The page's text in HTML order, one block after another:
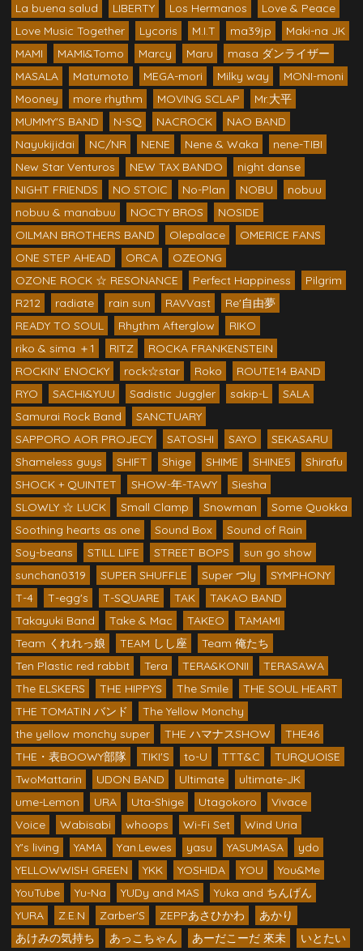
La buena salud
LIBERTY Los Hermanos
Love & Peace
Love Music Together
Lycoris M.I.T ma39jp
Maki-na JK
MAMI
MAMI&Tomo Marcy Maru
masa ダンライザー
MASALA
Matumoto MEGA-mori Milky way
MONI-moni
Mooney
more rhythm MOVING SCLAP
Mr.大平
MUMMY'S BAND
N-SQ NACROCK
NAO BAND
Nayukijidai
NC/NR NENE Nene & Waka
nene-TIBI
New Star Venturos
NEW TAX BANDO
night danse
NIGHT FRIENDS
NO STOIC No-Plan NOBU
nobuu
nobuu & manabuu
NOCTY BROS
NOSIDE
OILMAN BROTHERS BAND
Olepalace
OMERICE FANS
ONE STEP AHEAD
ORCA
OZEONG
OZONE ROCK ☆ RESONANCE
Perfect Happiness
Pilgrim
R212
radiate rain sun RAVVast
Re'自由夢
READY TO SOUL
Rhythm Afterglow
RIKO
riko & sima ＋1
RITZ
ROCKA FRANKENSTEIN
ROCKIN' ENOCKY
rock☆star Roko
ROUTE14 BAND
RYO
SACHI&YUU Sadistic Juggler sakip-L
SALA
Samurai Rock Band
SANCTUARY
SAPPORO AOR PROJECY
SATOSHI SAYO
SEKASARU
Shameless guys
SHIFT Shige SHIME SHINE5
Shirafu
SHOCK + QUINTET
SHOW-年-TAWY
Siesha
SLOWLY ☆ LUCK
Small Clamp Snowman
Some Quokka
Soothing hearts as one
Sound Box
Sound of Rain
Soy-beans
STILL LIFE STREET BOPS
sun go show
sunchan0319
SUPER SHUFFLE Super つly
SYMPHONY
T-4
T-egg's T-SQUARE TAK
TAKAO BAND
Takayuki Band
Take & Mac TAKEO
TAMAMI
Team くれれっ娘
TEAM しし座
Team 俺たち
Ten Plastic red rabbit
Tera TERA&KONII
TERASAWA
The ELSKERS
THE HIPPYS The Smile
THE SOUL HEART
THE TOMATIN バンド
The Yellow Monchy
the yellow monchy super
THE ハマナスSHOW
THE46
THE・表BOOWY部隊
TIKI'S to-U TTT&C
TURQUOISE
TwoMattarin
UDON BAND Ultimate
ultimate-JK
ume-Lemon
URA Uta-Shige Utagokoro
Vivace
Voice
Wabisabi whoops Wi-Fi Set
Wind Uria
Y's living
YAMA Yan.Lewes yasu YASUMASA
ydo
YELLOWWISH GREEN
YKK YOSHIDA YOU
You&Me
YouTube
Yu-Na YUDy and MAS
Yuka and ちんげん
YURA
Z.E.N Zarber'S ZEPPあさひかわ
あかり
あけみの気持ち
あっこちゃん あーだこーだ 來未 いとたい